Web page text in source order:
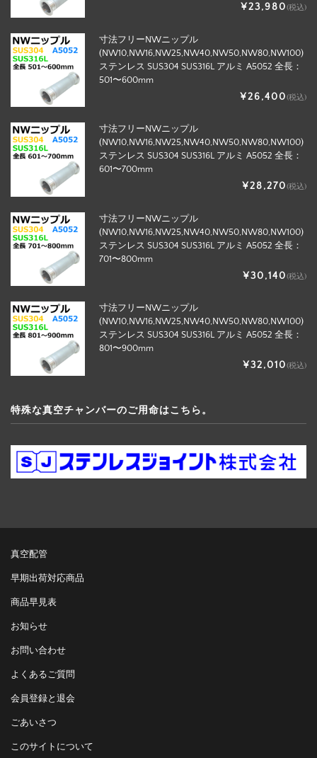
¥23,980(税込)
寸法フリーNWニップル
(NW10,NW16,NW25,NW40,NW50,NW80,NW100)
ステンレス SUS304 SUS316L アルミ A5052 全長：
501〜600mm
¥26,400(税込)
寸法フリーNWニップル
(NW10,NW16,NW25,NW40,NW50,NW80,NW100)
ステンレス SUS304 SUS316L アルミ A5052 全長：
601〜700mm
¥28,270(税込)
寸法フリーNWニップル
(NW10,NW16,NW25,NW40,NW50,NW80,NW100)
ステンレス SUS304 SUS316L アルミ A5052 全長：
701〜800mm
¥30,140(税込)
寸法フリーNWニップル
(NW10,NW16,NW25,NW40,NW50,NW80,NW100)
ステンレス SUS304 SUS316L アルミ A5052 全長：
801〜900mm
¥32,010(税込)
特殊な真空チャンバーのご用命はこちら。
真空配管
早期出荷対応商品
商品早見表
お知らせ
お問い合わせ
よくあるご質問
会員登録と退会
ごあいさつ
このサイトについて